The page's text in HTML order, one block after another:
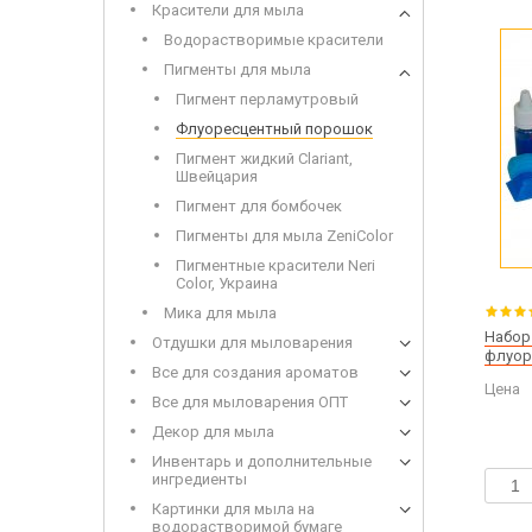
Сухоцветы
Глиттеры
Игрушки для заливки в мыло
Красители для мыла
Водорастворимые красители
Пигменты для мыла
Пигмент перламутровый
Флуоресцентный порошок
Пигмент жидкий Clariant,
Швейцария
Пигмент для бомбочек
Пигменты для мыла ZeniColor
Пигментные красители Neri
Color, Украина
Мика для мыла
Отдушки для мыловарения
Все для создания ароматов
Все для мыловарения ОПТ
Декор для мыла
Инвентарь и дополнительные
ингредиенты
Картинки для мыла на
водорастворимой бумаге
Цена